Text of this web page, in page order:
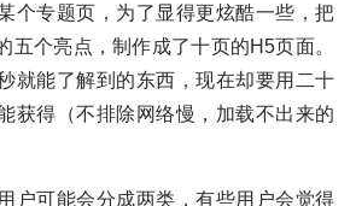
个专题页，为了显得更炫酷一些，把
五个亮点，制作成了十页的H5页面。
就能了解到的东西，现在却要用二十
获得（不排除网络慢，加载不出来的
户可能会分成两类，有些用户会觉得